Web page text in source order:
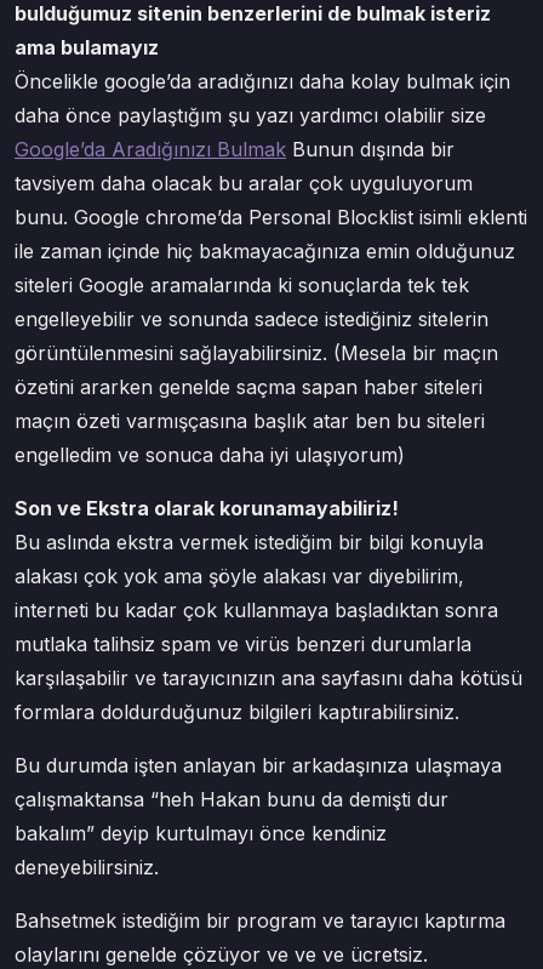
bulduğumuz sitenin benzerlerini de bulmak isteriz
ama bulamayız
Öncelikle google’da aradığınızı daha kolay bulmak için
daha önce paylaştığım şu yazı yardımcı olabilir size
Google’da Aradığınızı Bulmak Bunun dışında bir
tavsiyem daha olacak bu aralar çok uyguluyorum
bunu. Google chrome’da Personal Blocklist isimli eklenti
ile zaman içinde hiç bakmayacağınıza emin olduğunuz
siteleri Google aramalarında ki sonuçlarda tek tek
engelleyebilir ve sonunda sadece istediğiniz sitelerin
görüntülenmesini sağlayabilirsiniz. (Mesela bir maçın
özetini ararken genelde saçma sapan haber siteleri
maçın özeti varmışçasına başlık atar ben bu siteleri
engelledim ve sonuca daha iyi ulaşıyorum)
Son ve Ekstra olarak korunamayabiliriz!
Bu aslında ekstra vermek istediğim bir bilgi konuyla
alakası çok yok ama şöyle alakası var diyebilirim,
interneti bu kadar çok kullanmaya başladıktan sonra
mutlaka talihsiz spam ve virüs benzeri durumlarla
karşılaşabilir ve tarayıcınızın ana sayfasını daha kötüsü
formlara doldurduğunuz bilgileri kaptırabilirsiniz.
Bu durumda işten anlayan bir arkadaşınıza ulaşmaya
çalışmaktansa “heh Hakan bunu da demişti dur
bakalım” deyip kurtulmayı önce kendiniz
deneyebilirsiniz.
Bahsetmek istediğim bir program ve tarayıcı kaptırma
olaylarını genelde çözüyor ve ve ve ücretsiz.